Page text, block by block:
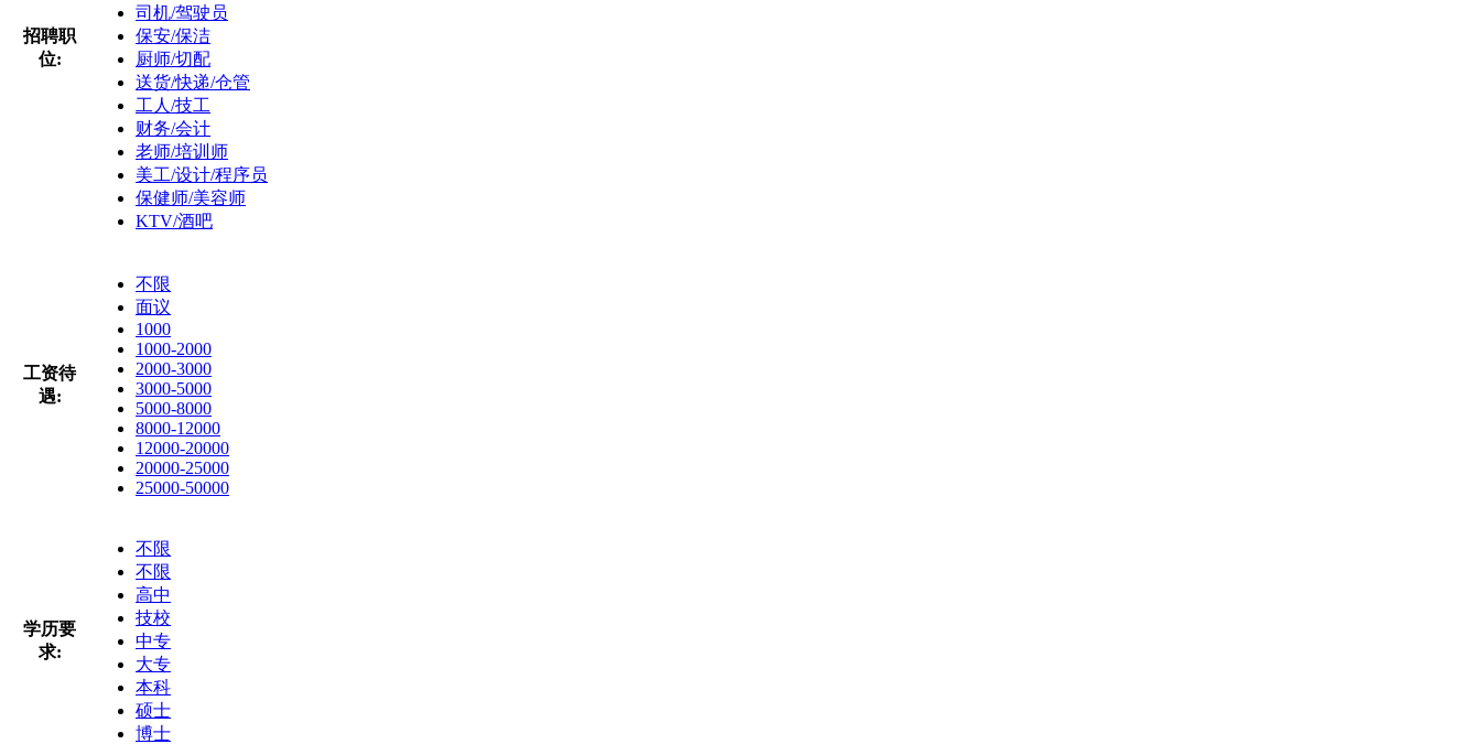
招聘职
位:
司机/驾驶员
保安/保洁
厨师/切配
送货/快递/仓管
工人/技工
财务/会计
老师/培训师
美工/设计/程序员
保健师/美容师
KTV/酒吧
工资待
遇:
不限
面议
1000
1000-2000
2000-3000
3000-5000
5000-8000
8000-12000
12000-20000
20000-25000
25000-50000
学历要
求:
不限
不限
高中
技校
中专
大专
本科
硕士
博士